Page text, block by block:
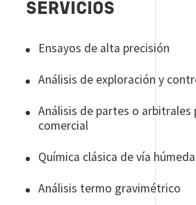
SERVICIOS
Ensayos de alta precisión
Análisis de exploración y
Análisis de partes o arbitrales
comercial
Química clásica de vía
Análisis termo gravimétrico